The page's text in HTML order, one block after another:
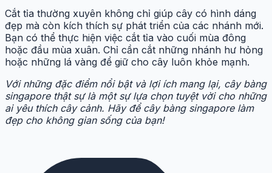
Cắt tỉa thường xuyên không chỉ giúp cây có hình dáng
đẹp mà còn kích thích sự phát triển của các nhánh mới.
Bạn có thể thực hiện việc cắt tỉa vào cuối mùa đông
hoặc đầu mùa xuân. Chỉ cần cắt những nhánh hư hỏng
hoặc những lá vàng để giữ cho cây luôn khỏe mạnh.
Với những đặc điểm nổi bật và lợi ích mang lại, cây bàng
singapore thật sự là một sự lựa chọn tuyệt vời cho những
ai yêu thích cây cảnh. Hãy để cây bàng singapore làm
đẹp cho không gian sống của bạn!